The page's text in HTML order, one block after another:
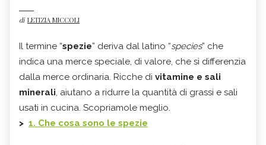
di LETIZIA MICCOLI
Il termine “spezie” deriva dal latino “species” che
indica una merce speciale, di valore, che si differenzia
dalla merce ordinaria. Ricche di vitamine e sali
minerali, aiutano a ridurre la quantità di grassi e sali
usati in cucina. Scopriamole meglio.
> 1. Che cosa sono le spezie